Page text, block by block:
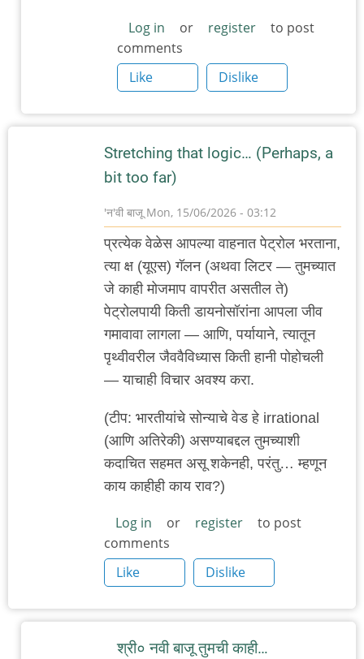
होत
नाही
by
Log in or register
to post
comments
Like
Dislike
Stretching that logic… (Perhaps, a
bit too far)
'न'वी बाजू Mon, 15/06/2026 - 03:12
प्रत्येक वेळेस आपल्या वाहनात पेट्रोल भरताना,
त्या क्ष (यूएस) गॅलन (अथवा लिटर — तुमच्यात
जे काही मोजमाप वापरीत असतील ते)
पेट्रोलपायी किती डायनोसॉरांना आपला जीव
गमावावा लागला — आणि, पर्यायाने, त्यातून
पृथ्वीवरील जैववैविध्यास किती हानी पोहोचली
— याचाही विचार अवश्य करा.
(टीप: भारतीयांचे सोन्याचे वेड हे irrational
(आणि अतिरेकी) असण्याबद्दल तुमच्याशी
कदाचित सहमत असू शकेनही, परंतु… म्हणून
काय काहीही काय राव?)
Log in or register
to post
comments
Like
Dislike
श्री० नवी बाजू तुमची काही…